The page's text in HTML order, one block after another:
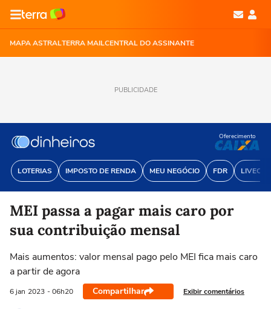
MAPA ASTRALTERRA MAILCENTRAL DO ASSINANTE
PUBLICIDADE
LOTERIAS IMPOSTO DE RENDA MEU NEGÓCIO FDR
Oferecimento
MEI passa a pagar mais caro por
sua contribuição mensal
Mais aumentos: valor mensal pago pelo MEI fica mais caro
a partir de agora
6 jan 2023 - 06h20 Compartilhar Exibir comentários